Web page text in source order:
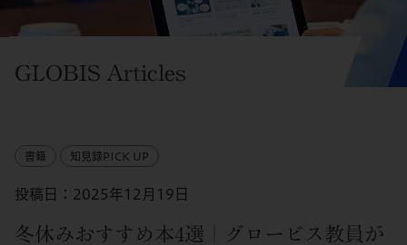
GLOBIS Articles
書籍 知見録PICK UP
投稿日：2025年12月19日
冬休みおすすめ本4選｜グロービス教員が